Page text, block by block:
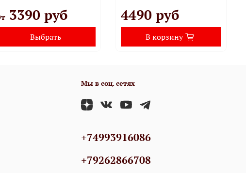
3390 руб
Выбрать
4490 руб
В корзину
Мы в соц. сетях
+74993916086
+79262866708